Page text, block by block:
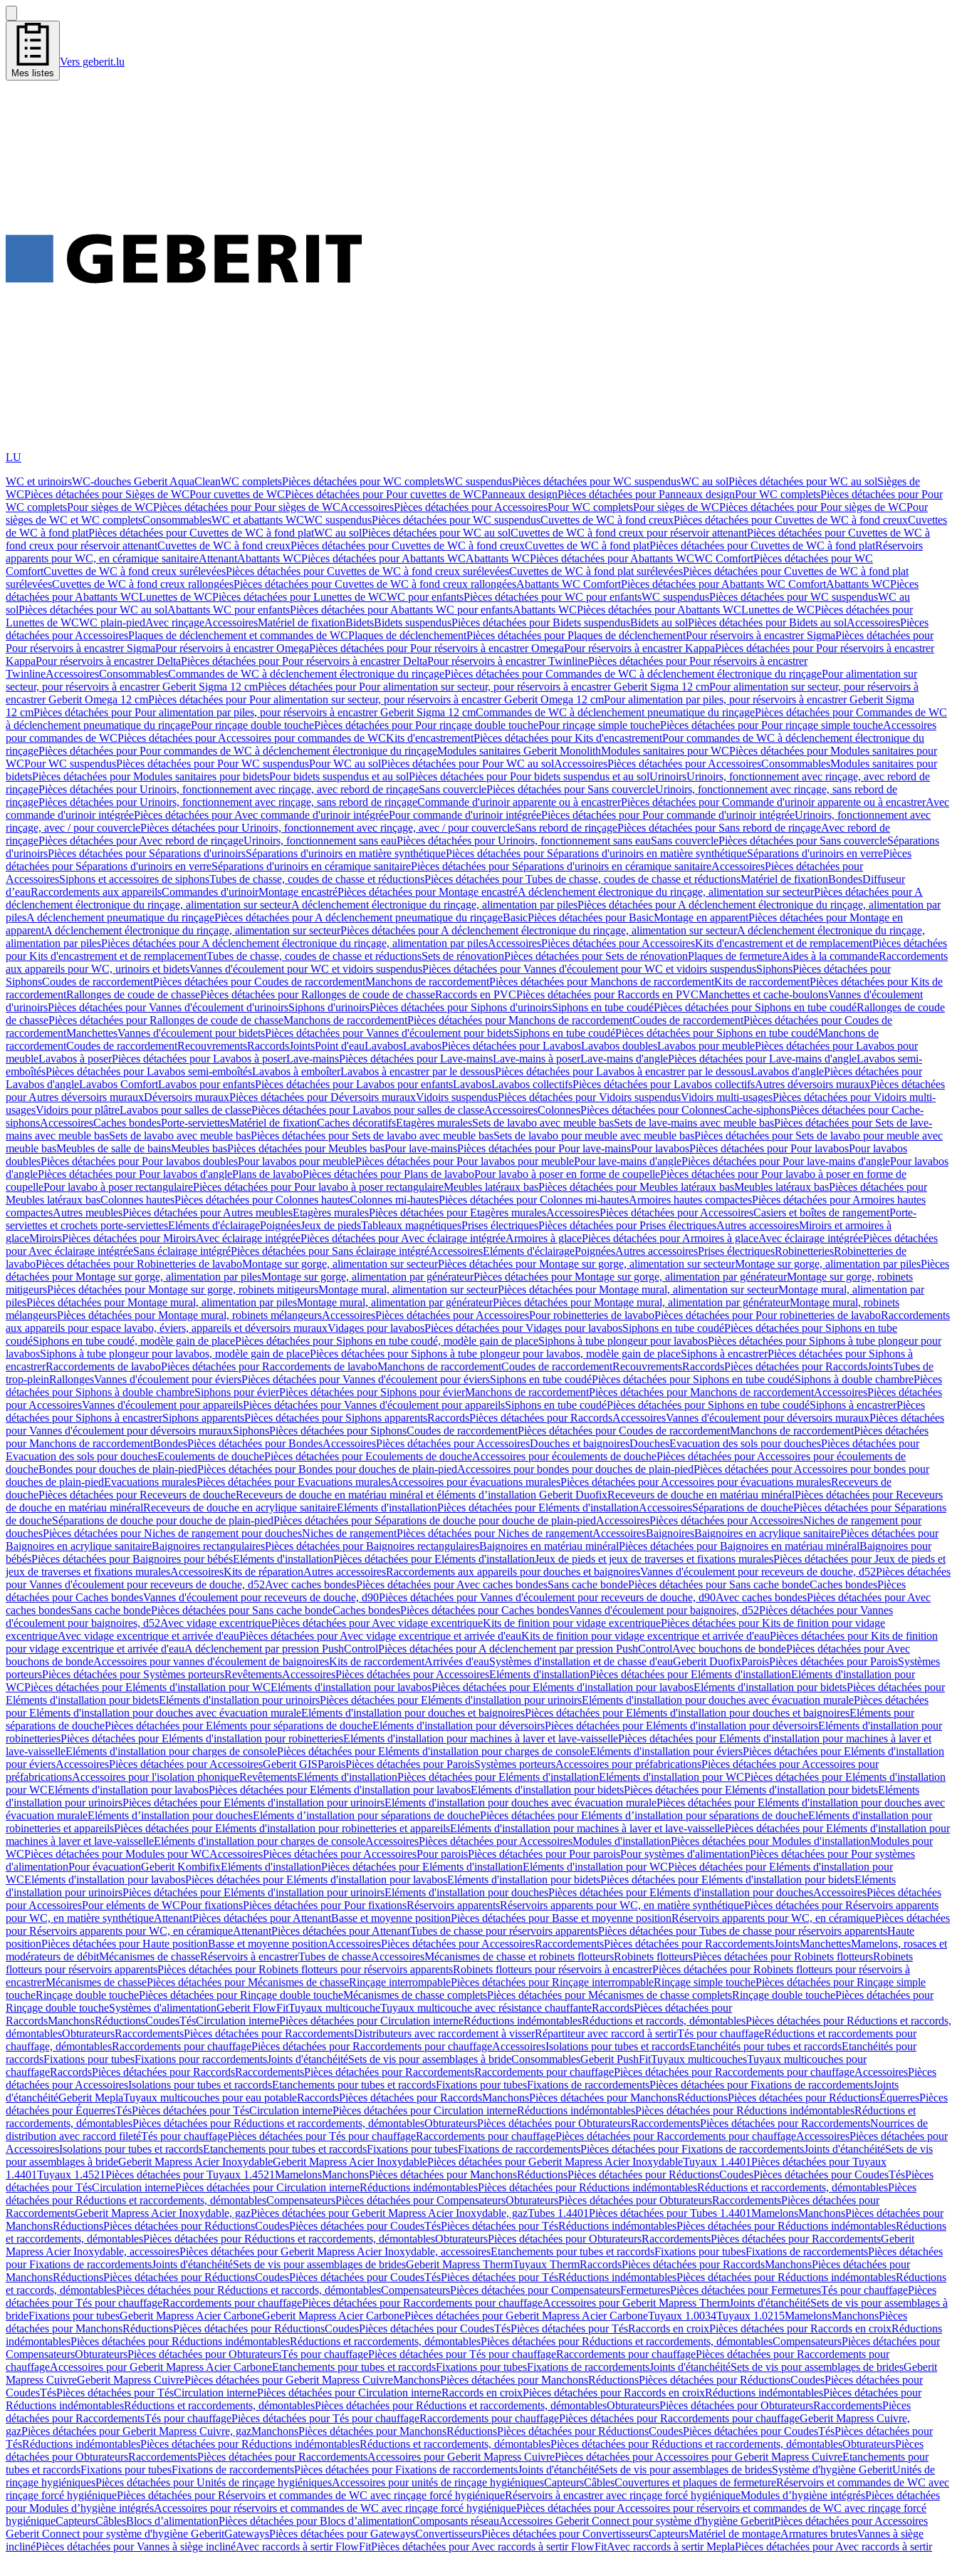
Mes listes
Vers geberit.lu
LU
WC et urinoirsWC-douches Geberit AquaCleanWC completsPièces détachées pour WC completsWC suspendusPièces détachées pour WC suspendusWC au solPièces détachées pour WC au solSièges de
WCPièces détachées pour Sièges de WCPour cuvettes de WCPièces détachées pour Pour cuvettes de WCPanneaux designPièces détachées pour Panneaux designPour WC completsPièces détachées pour Pour
WC completsPour sièges de WCPièces détachées pour Pour sièges de WCAccessoiresPièces détachées pour AccessoiresPour WC completsPour sièges de WCPièces détachées pour Pour sièges de WCPour
sièges de WC et WC completsConsommablesWC et abattants WCWC suspendusPièces détachées pour WC suspendusCuvettes de WC à fond creuxPièces détachées pour Cuvettes de WC à fond creuxCuvettes
de WC à fond platPièces détachées pour Cuvettes de WC à fond platWC au solPièces détachées pour WC au solCuvettes de WC à fond creux pour réservoir attenantPièces détachées pour Cuvettes de WC à
fond creux pour réservoir attenantCuvettes de WC à fond creuxPièces détachées pour Cuvettes de WC à fond creuxCuvettes de WC à fond platPièces détachées pour Cuvettes de WC à fond platRéservoirs
apparents pour WC, en céramique sanitaireAttenantAbattants WCPièces détachées pour Abattants WCAbattants WCPièces détachées pour Abattants WCWC ComfortPièces détachées pour WC
ComfortCuvettes de WC à fond creux surélevéesPièces détachées pour Cuvettes de WC à fond creux surélevéesCuvettes de WC à fond plat surélevéesPièces détachées pour Cuvettes de WC à fond plat
surélevéesCuvettes de WC à fond creux rallongéesPièces détachées pour Cuvettes de WC à fond creux rallongéesAbattants WC ComfortPièces détachées pour Abattants WC ComfortAbattants WCPièces
détachées pour Abattants WCLunettes de WCPièces détachées pour Lunettes de WCWC pour enfantsPièces détachées pour WC pour enfantsWC suspendusPièces détachées pour WC suspendusWC au
solPièces détachées pour WC au solAbattants WC pour enfantsPièces détachées pour Abattants WC pour enfantsAbattants WCPièces détachées pour Abattants WCLunettes de WCPièces détachées pour
Lunettes de WCWC plain-piedAvec rinçageAccessoiresMatériel de fixationBidetsBidets suspendusPièces détachées pour Bidets suspendusBidets au solPièces détachées pour Bidets au solAccessoiresPièces
détachées pour AccessoiresPlaques de déclenchement et commandes de WCPlaques de déclenchementPièces détachées pour Plaques de déclenchementPour réservoirs à encastrer SigmaPièces détachées pour
Pour réservoirs à encastrer SigmaPour réservoirs à encastrer OmegaPièces détachées pour Pour réservoirs à encastrer OmegaPour réservoirs à encastrer KappaPièces détachées pour Pour réservoirs à encastrer
KappaPour réservoirs à encastrer DeltaPièces détachées pour Pour réservoirs à encastrer DeltaPour réservoirs à encastrer TwinlinePièces détachées pour Pour réservoirs à encastrer
TwinlineAccessoiresConsommablesCommandes de WC à déclenchement électronique du rinçagePièces détachées pour Commandes de WC à déclenchement électronique du rinçagePour alimentation sur
secteur, pour réservoirs à encastrer Geberit Sigma 12 cmPièces détachées pour Pour alimentation sur secteur, pour réservoirs à encastrer Geberit Sigma 12 cmPour alimentation sur secteur, pour réservoirs à
encastrer Geberit Omega 12 cmPièces détachées pour Pour alimentation sur secteur, pour réservoirs à encastrer Geberit Omega 12 cmPour alimentation par piles, pour réservoirs à encastrer Geberit Sigma
12 cmPièces détachées pour Pour alimentation par piles, pour réservoirs à encastrer Geberit Sigma 12 cmCommandes de WC à déclenchement pneumatique du rinçagePièces détachées pour Commandes de WC
à déclenchement pneumatique du rinçagePour rinçage double touchePièces détachées pour Pour rinçage double touchePour rinçage simple touchePièces détachées pour Pour rinçage simple toucheAccessoires
pour commandes de WCPièces détachées pour Accessoires pour commandes de WCKits d'encastrementPièces détachées pour Kits d'encastrementPour commandes de WC à déclenchement électronique du
rinçagePièces détachées pour Pour commandes de WC à déclenchement électronique du rinçageModules sanitaires Geberit MonolithModules sanitaires pour WCPièces détachées pour Modules sanitaires pour
WCPour WC suspendusPièces détachées pour Pour WC suspendusPour WC au solPièces détachées pour Pour WC au solAccessoiresPièces détachées pour AccessoiresConsommablesModules sanitaires pour
bidetsPièces détachées pour Modules sanitaires pour bidetsPour bidets suspendus et au solPièces détachées pour Pour bidets suspendus et au solUrinoirsUrinoirs, fonctionnement avec rinçage, avec rebord de
rinçagePièces détachées pour Urinoirs, fonctionnement avec rinçage, avec rebord de rinçageSans couverclePièces détachées pour Sans couvercleUrinoirs, fonctionnement avec rinçage, sans rebord de
rinçagePièces détachées pour Urinoirs, fonctionnement avec rinçage, sans rebord de rinçageCommande d'urinoir apparente ou à encastrerPièces détachées pour Commande d'urinoir apparente ou à encastrerAvec
commande d'urinoir intégréePièces détachées pour Avec commande d'urinoir intégréePour commande d'urinoir intégréePièces détachées pour Pour commande d'urinoir intégréeUrinoirs, fonctionnement avec
rinçage, avec / pour couverclePièces détachées pour Urinoirs, fonctionnement avec rinçage, avec / pour couvercleSans rebord de rinçagePièces détachées pour Sans rebord de rinçageAvec rebord de
rinçagePièces détachées pour Avec rebord de rinçageUrinoirs, fonctionnement sans eauPièces détachées pour Urinoirs, fonctionnement sans eauSans couverclePièces détachées pour Sans couvercleSéparations
d'urinoirsPièces détachées pour Séparations d'urinoirsSéparations d'urinoirs en matière synthétiquePièces détachées pour Séparations d'urinoirs en matière synthétiqueSéparations d'urinoirs en verrePièces
détachées pour Séparations d'urinoirs en verreSéparations d'urinoirs en céramique sanitairePièces détachées pour Séparations d'urinoirs en céramique sanitaireAccessoiresPièces détachées pour
AccessoiresSiphons et accessoires de siphonsTubes de chasse, coudes de chasse et réductionsPièces détachées pour Tubes de chasse, coudes de chasse et réductionsMatériel de fixationBondesDiffuseur
d’eauRaccordements aux appareilsCommandes d'urinoirMontage encastréPièces détachées pour Montage encastréA déclenchement électronique du rinçage, alimentation sur secteurPièces détachées pour A
déclenchement électronique du rinçage, alimentation sur secteurA déclenchement électronique du rinçage, alimentation par pilesPièces détachées pour A déclenchement électronique du rinçage, alimentation par
pilesA déclenchement pneumatique du rinçagePièces détachées pour A déclenchement pneumatique du rinçageBasicPièces détachées pour BasicMontage en apparentPièces détachées pour Montage en
apparentA déclenchement électronique du rinçage, alimentation sur secteurPièces détachées pour A déclenchement électronique du rinçage, alimentation sur secteurA déclenchement électronique du rinçage,
alimentation par pilesPièces détachées pour A déclenchement électronique du rinçage, alimentation par pilesAccessoiresPièces détachées pour AccessoiresKits d'encastrement et de remplacementPièces détachées
pour Kits d'encastrement et de remplacementTubes de chasse, coudes de chasse et réductionsSets de rénovationPièces détachées pour Sets de rénovationPlaques de fermetureAides à la commandeRaccordements
aux appareils pour WC, urinoirs et bidetsVannes d'écoulement pour WC et vidoirs suspendusPièces détachées pour Vannes d'écoulement pour WC et vidoirs suspendusSiphonsPièces détachées pour
SiphonsCoudes de raccordementPièces détachées pour Coudes de raccordementManchons de raccordementPièces détachées pour Manchons de raccordementKits de raccordementPièces détachées pour Kits de
raccordementRallonges de coude de chassePièces détachées pour Rallonges de coude de chasseRaccords en PVCPièces détachées pour Raccords en PVCManchettes et cache-boulonsVannes d'écoulement
d'urinoirsPièces détachées pour Vannes d'écoulement d'urinoirsSiphons d'urinoirsPièces détachées pour Siphons d'urinoirsSiphons en tube coudéPièces détachées pour Siphons en tube coudéRallonges de coude
de chassePièces détachées pour Rallonges de coude de chasseManchons de raccordementPièces détachées pour Manchons de raccordementCoudes de raccordementPièces détachées pour Coudes de
raccordementManchettesVannes d'écoulement pour bidetsPièces détachées pour Vannes d'écoulement pour bidetsSiphons en tube coudéPièces détachées pour Siphons en tube coudéManchons de
raccordementCoudes de raccordementRecouvrementsRaccordsJointsPoint d'eauLavabosLavabosPièces détachées pour LavabosLavabos doublesLavabos pour meublePièces détachées pour Lavabos pour
meubleLavabos à poserPièces détachées pour Lavabos à poserLave-mainsPièces détachées pour Lave-mainsLave-mains à poserLave-mains d'anglePièces détachées pour Lave-mains d'angleLavabos semi-
emboîtésPièces détachées pour Lavabos semi-emboîtésLavabos à emboîterLavabos à encastrer par le dessousPièces détachées pour Lavabos à encastrer par le dessousLavabos d'anglePièces détachées pour
Lavabos d'angleLavabos ComfortLavabos pour enfantsPièces détachées pour Lavabos pour enfantsLavabosLavabos collectifsPièces détachées pour Lavabos collectifsAutres déversoirs murauxPièces détachées
pour Autres déversoirs murauxDéversoirs murauxPièces détachées pour Déversoirs murauxVidoirs suspendusPièces détachées pour Vidoirs suspendusVidoirs multi-usagesPièces détachées pour Vidoirs multi-
usagesVidoirs pour plâtreLavabos pour salles de classePièces détachées pour Lavabos pour salles de classeAccessoiresColonnesPièces détachées pour ColonnesCache-siphonsPièces détachées pour Cache-
siphonsAccessoiresCaches bondesPorte-serviettesMatériel de fixationCaches décoratifsEtagères muralesSets de lavabo avec meuble basSets de lave-mains avec meuble basPièces détachées pour Sets de lave-
mains avec meuble basSets de lavabo avec meuble basPièces détachées pour Sets de lavabo avec meuble basSets de lavabo pour meuble avec meuble basPièces détachées pour Sets de lavabo pour meuble avec
meuble basMeubles de salle de bainsMeubles basPièces détachées pour Meubles basPour lave-mainsPièces détachées pour Pour lave-mainsPour lavabosPièces détachées pour Pour lavabosPour lavabos
doublesPièces détachées pour Pour lavabos doublesPour lavabos pour meublePièces détachées pour Pour lavabos pour meublePour lave-mains d'anglePièces détachées pour Pour lave-mains d'anglePour lavabos
d'anglePièces détachées pour Pour lavabos d'anglePlans de lavaboPièces détachées pour Plans de lavaboPour lavabo à poser en forme de coupellePièces détachées pour Pour lavabo à poser en forme de
coupellePour lavabo à poser rectangulairePièces détachées pour Pour lavabo à poser rectangulaireMeubles latéraux basPièces détachées pour Meubles latéraux basMeubles latéraux basPièces détachées pour
Meubles latéraux basColonnes hautesPièces détachées pour Colonnes hautesColonnes mi-hautesPièces détachées pour Colonnes mi-hautesArmoires hautes compactesPièces détachées pour Armoires hautes
compactesAutres meublesPièces détachées pour Autres meublesEtagères muralesPièces détachées pour Etagères muralesAccessoiresPièces détachées pour AccessoiresCasiers et boîtes de rangementPorte-
serviettes et crochets porte-serviettesEléments d'éclairagePoignéesJeux de piedsTableaux magnétiquesPrises électriquesPièces détachées pour Prises électriquesAutres accessoiresMiroirs et armoires à
glaceMiroirsPièces détachées pour MiroirsAvec éclairage intégréePièces détachées pour Avec éclairage intégréeArmoires à glacePièces détachées pour Armoires à glaceAvec éclairage intégréePièces détachées
pour Avec éclairage intégréeSans éclairage intégréPièces détachées pour Sans éclairage intégréAccessoiresEléments d'éclairagePoignéesAutres accessoiresPrises électriquesRobinetteriesRobinetteries de
lavaboPièces détachées pour Robinetteries de lavaboMontage sur gorge, alimentation sur secteurPièces détachées pour Montage sur gorge, alimentation sur secteurMontage sur gorge, alimentation par pilesPièces
détachées pour Montage sur gorge, alimentation par pilesMontage sur gorge, alimentation par générateurPièces détachées pour Montage sur gorge, alimentation par générateurMontage sur gorge, robinets
mitigeursPièces détachées pour Montage sur gorge, robinets mitigeursMontage mural, alimentation sur secteurPièces détachées pour Montage mural, alimentation sur secteurMontage mural, alimentation par
pilesPièces détachées pour Montage mural, alimentation par pilesMontage mural, alimentation par générateurPièces détachées pour Montage mural, alimentation par générateurMontage mural, robinets
mélangeursPièces détachées pour Montage mural, robinets mélangeursAccessoiresPièces détachées pour AccessoiresPour robinetteries de lavaboPièces détachées pour Pour robinetteries de lavaboRaccordements
aux appareils pour espace lavabo, éviers, appareils et déversoirs murauxVidages pour lavabosPièces détachées pour Vidages pour lavabosSiphons en tube coudéPièces détachées pour Siphons en tube
coudéSiphons en tube coudé, modèle gain de placePièces détachées pour Siphons en tube coudé, modèle gain de placeSiphons à tube plongeur pour lavabosPièces détachées pour Siphons à tube plongeur pour
lavabosSiphons à tube plongeur pour lavabos, modèle gain de placePièces détachées pour Siphons à tube plongeur pour lavabos, modèle gain de placeSiphons à encastrerPièces détachées pour Siphons à
encastrerRaccordements de lavaboPièces détachées pour Raccordements de lavaboManchons de raccordementCoudes de raccordementRecouvrementsRaccordsPièces détachées pour RaccordsJointsTubes de
trop-pleinRallongesVannes d'écoulement pour éviersPièces détachées pour Vannes d'écoulement pour éviersSiphons en tube coudéPièces détachées pour Siphons en tube coudéSiphons à double chambrePièces
détachées pour Siphons à double chambreSiphons pour évierPièces détachées pour Siphons pour évierManchons de raccordementPièces détachées pour Manchons de raccordementAccessoiresPièces détachées
pour AccessoiresVannes d'écoulement pour appareilsPièces détachées pour Vannes d'écoulement pour appareilsSiphons en tube coudéPièces détachées pour Siphons en tube coudéSiphons à encastrerPièces
détachées pour Siphons à encastrerSiphons apparentsPièces détachées pour Siphons apparentsRaccordsPièces détachées pour RaccordsAccessoiresVannes d'écoulement pour déversoirs murauxPièces détachées
pour Vannes d'écoulement pour déversoirs murauxSiphonsPièces détachées pour SiphonsCoudes de raccordementPièces détachées pour Coudes de raccordementManchons de raccordementPièces détachées
pour Manchons de raccordementBondesPièces détachées pour BondesAccessoiresPièces détachées pour AccessoiresDouches et baignoiresDouchesEvacuation des sols pour douchesPièces détachées pour
Evacuation des sols pour douchesEcoulements de douchePièces détachées pour Ecoulements de doucheAccessoires pour écoulements de douchePièces détachées pour Accessoires pour écoulements de
doucheBondes pour douches de plain-piedPièces détachées pour Bondes pour douches de plain-piedAccessoires pour bondes pour douches de plain-piedPièces détachées pour Accessoires pour bondes pour
douches de plain-piedEvacuations muralesPièces détachées pour Evacuations muralesAccessoires pour évacuations muralesPièces détachées pour Accessoires pour évacuations muralesReceveurs de
douchePièces détachées pour Receveurs de doucheReceveurs de douche en matériau minéral et éléments d’installation Geberit DuofixReceveurs de douche en matériau minéralPièces détachées pour Receveurs
de douche en matériau minéralReceveurs de douche en acrylique sanitaireEléments d'installationPièces détachées pour Eléments d'installationAccessoiresSéparations de douchePièces détachées pour Séparations
de doucheSéparations de douche pour douche de plain-piedPièces détachées pour Séparations de douche pour douche de plain-piedAccessoiresPièces détachées pour AccessoiresNiches de rangement pour
douchesPièces détachées pour Niches de rangement pour douchesNiches de rangementPièces détachées pour Niches de rangementAccessoiresBaignoiresBaignoires en acrylique sanitairePièces détachées pour
Baignoires en acrylique sanitaireBaignoires rectangulairesPièces détachées pour Baignoires rectangulairesBaignoires en matériau minéralPièces détachées pour Baignoires en matériau minéralBaignoires pour
bébésPièces détachées pour Baignoires pour bébésEléments d'installationPièces détachées pour Eléments d'installationJeux de pieds et jeux de traverses et fixations muralesPièces détachées pour Jeux de pieds et
jeux de traverses et fixations muralesAccessoiresKits de réparationAutres accessoiresRaccordements aux appareils pour douches et baignoiresVannes d'écoulement pour receveurs de douche, d52Pièces détachées
pour Vannes d'écoulement pour receveurs de douche, d52Avec caches bondesPièces détachées pour Avec caches bondesSans cache bondePièces détachées pour Sans cache bondeCaches bondesPièces
détachées pour Caches bondesVannes d'écoulement pour receveurs de douche, d90Pièces détachées pour Vannes d'écoulement pour receveurs de douche, d90Avec caches bondesPièces détachées pour Avec
caches bondesSans cache bondePièces détachées pour Sans cache bondeCaches bondesPièces détachées pour Caches bondesVannes d'écoulement pour baignoires, d52Pièces détachées pour Vannes
d'écoulement pour baignoires, d52Avec vidage excentriquePièces détachées pour Avec vidage excentriqueKits de finition pour vidage excentriquePièces détachées pour Kits de finition pour vidage
excentriqueAvec vidage excentrique et arrivée d'eauPièces détachées pour Avec vidage excentrique et arrivée d'eauKits de finition pour vidage excentrique et arrivée d'eauPièces détachées pour Kits de finition
pour vidage excentrique et arrivée d'eauA déclenchement par pression PushControlPièces détachées pour A déclenchement par pression PushControlAvec bouchons de bondePièces détachées pour Avec
bouchons de bondeAccessoires pour vannes d'écoulement de baignoiresKits de raccordementArrivées d'eauSystèmes d'installation et de chasse d'eauGeberit DuofixParoisPièces détachées pour ParoisSystèmes
porteursPièces détachées pour Systèmes porteursRevêtementsAccessoiresPièces détachées pour AccessoiresEléments d'installationPièces détachées pour Eléments d'installationEléments d'installation pour
WCPièces détachées pour Eléments d'installation pour WCEléments d'installation pour lavabosPièces détachées pour Eléments d'installation pour lavabosEléments d'installation pour bidetsPièces détachées pour
Eléments d'installation pour bidetsEléments d'installation pour urinoirsPièces détachées pour Eléments d'installation pour urinoirsEléments d'installation pour douches avec évacuation muralePièces détachées
pour Eléments d'installation pour douches avec évacuation muraleEléments d'installation pour douches et baignoiresPièces détachées pour Eléments d'installation pour douches et baignoiresEléments pour
séparations de douchePièces détachées pour Eléments pour séparations de doucheEléments d'installation pour déversoirsPièces détachées pour Eléments d'installation pour déversoirsEléments d'installation pour
robinetteriesPièces détachées pour Eléments d'installation pour robinetteriesEléments d'installation pour machines à laver et lave-vaissellePièces détachées pour Eléments d'installation pour machines à laver et
lave-vaisselleEléments d'installation pour charges de consolePièces détachées pour Eléments d'installation pour charges de consoleEléments d'installation pour éviersPièces détachées pour Eléments d'installation
pour éviersAccessoiresPièces détachées pour AccessoiresGeberit GISParoisPièces détachées pour ParoisSystèmes porteursAccessoires pour préfabricationsPièces détachées pour Accessoires pour
préfabricationsAccessoires pour l'isolation phoniqueRevêtementsEléments d'installationPièces détachées pour Eléments d'installationEléments d'installation pour WCPièces détachées pour Eléments d'installation
pour WCEléments d'installation pour lavabosPièces détachées pour Eléments d'installation pour lavabosEléments d'installation pour bidetsPièces détachées pour Eléments d'installation pour bidetsEléments
d'installation pour urinoirsPièces détachées pour Eléments d'installation pour urinoirsEléments d'installation pour douches avec évacuation muralePièces détachées pour Eléments d'installation pour douches avec
évacuation muraleEléments d’installation pour douchesEléments d’installation pour séparations de douchePièces détachées pour Eléments d’installation pour séparations de doucheEléments d'installation pour
robinetteries et appareilsPièces détachées pour Eléments d'installation pour robinetteries et appareilsEléments d'installation pour machines à laver et lave-vaissellePièces détachées pour Eléments d'installation pour
machines à laver et lave-vaisselleEléments d'installation pour charges de consoleAccessoiresPièces détachées pour AccessoiresModules d'installationPièces détachées pour Modules d'installationModules pour
WCPièces détachées pour Modules pour WCAccessoiresPièces détachées pour AccessoiresPour paroisPièces détachées pour Pour paroisPour systèmes d'alimentationPièces détachées pour Pour systèmes
d'alimentationPour évacuationGeberit KombifixEléments d'installationPièces détachées pour Eléments d'installationEléments d'installation pour WCPièces détachées pour Eléments d'installation pour
WCEléments d'installation pour lavabosPièces détachées pour Eléments d'installation pour lavabosEléments d'installation pour bidetsPièces détachées pour Eléments d'installation pour bidetsEléments
d'installation pour urinoirsPièces détachées pour Eléments d'installation pour urinoirsEléments d'installation pour douchesPièces détachées pour Eléments d'installation pour douchesAccessoiresPièces détachées
pour AccessoiresPour eléments de WCPour fixationsPièces détachées pour Pour fixationsRéservoirs apparentsRéservoirs apparents pour WC, en matière synthétiquePièces détachées pour Réservoirs apparents
pour WC, en matière synthétiqueAttenantPièces détachées pour AttenantBasse et moyenne positionPièces détachées pour Basse et moyenne positionRéservoirs apparents pour WC, en céramiquePièces détachées
pour Réservoirs apparents pour WC, en céramiqueAttenantPièces détachées pour AttenantTubes de chasse pour réservoirs apparentsPièces détachées pour Tubes de chasse pour réservoirs apparentsHaute
positionPièces détachées pour Haute positionBasse et moyenne positionAccessoiresPièces détachées pour AccessoiresRaccordementsPièces détachées pour RaccordementsJointsManchettesMamelons, rosaces et
modérateurs de débitMécanismes de chasseRéservoirs à encastrerTubes de chasseAccessoiresMécanismes de chasse et robinets flotteursRobinets flotteursPièces détachées pour Robinets flotteursRobinets
flotteurs pour réservoirs apparentsPièces détachées pour Robinets flotteurs pour réservoirs apparentsRobinets flotteurs pour réservoirs à encastrerPièces détachées pour Robinets flotteurs pour réservoirs à
encastrerMécanismes de chassePièces détachées pour Mécanismes de chasseRinçage interrompablePièces détachées pour Rinçage interrompableRinçage simple touchePièces détachées pour Rinçage simple
toucheRinçage double touchePièces détachées pour Rinçage double toucheMécanismes de chasse completsPièces détachées pour Mécanismes de chasse completsRinçage double touchePièces détachées pour
Rinçage double toucheSystèmes d'alimentationGeberit FlowFitTuyaux multicoucheTuyaux multicouche avec résistance chauffanteRaccordsPièces détachées pour
RaccordsManchonsRéductionsCoudesTésCirculation internePièces détachées pour Circulation interneRéductions indémontablesRéductions et raccords, démontablesPièces détachées pour Réductions et raccords,
démontablesObturateursRaccordementsPièces détachées pour RaccordementsDistributeurs avec raccordement à visserRépartiteur avec raccord à sertirTés pour chauffageRéductions et raccordements pour
chauffage, démontablesRaccordements pour chauffagePièces détachées pour Raccordements pour chauffageAccessoiresIsolations pour tubes et raccordsEtanchéités pour tubes et raccordsEtanchéités pour
raccordsFixations pour tubesFixations pour raccordementsJoints d'étanchéitéSets de vis pour assemblages à brideConsommablesGeberit PushFitTuyaux multicouchesTuyaux multicouches pour
chauffageRaccordsPièces détachées pour RaccordsRaccordementsPièces détachées pour RaccordementsRaccordements pour chauffagePièces détachées pour Raccordements pour chauffageAccessoiresPièces
détachées pour AccessoiresIsolations pour tubes et raccordsEtanchements pour tubes et raccordsFixations pour tubesFixations de raccordementsPièces détachées pour Fixations de raccordementsJoints
d'étanchéitéGeberit MeplaTuyaux multicouches pour eau potableRaccordsPièces détachées pour RaccordsManchonsPièces détachées pour ManchonsRéductionsPièces détachées pour RéductionsÉquerresPièces
détachées pour ÉquerresTésPièces détachées pour TésCirculation internePièces détachées pour Circulation interneRéductions indémontablesPièces détachées pour Réductions indémontablesRéductions et
raccordements, démontablesPièces détachées pour Réductions et raccordements, démontablesObturateursPièces détachées pour ObturateursRaccordementsPièces détachées pour RaccordementsNourrices de
distribution avec raccord filetéTés pour chauffagePièces détachées pour Tés pour chauffageRaccordements pour chauffagePièces détachées pour Raccordements pour chauffageAccessoiresPièces détachées pour
AccessoiresIsolations pour tubes et raccordsEtanchements pour tubes et raccordsFixations pour tubesFixations de raccordementsPièces détachées pour Fixations de raccordementsJoints d'étanchéitéSets de vis
pour assemblages à brideGeberit Mapress Acier InoxydableGeberit Mapress Acier InoxydablePièces détachées pour Geberit Mapress Acier InoxydableTuyaux 1.4401Pièces détachées pour Tuyaux
1.4401Tuyaux 1.4521Pièces détachées pour Tuyaux 1.4521MamelonsManchonsPièces détachées pour ManchonsRéductionsPièces détachées pour RéductionsCoudesPièces détachées pour CoudesTésPièces
détachées pour TésCirculation internePièces détachées pour Circulation interneRéductions indémontablesPièces détachées pour Réductions indémontablesRéductions et raccordements, démontablesPièces
détachées pour Réductions et raccordements, démontablesCompensateursPièces détachées pour CompensateursObturateursPièces détachées pour ObturateursRaccordementsPièces détachées pour
RaccordementsGeberit Mapress Acier Inoxydable, gazPièces détachées pour Geberit Mapress Acier Inoxydable, gazTubes 1.4401Pièces détachées pour Tubes 1.4401MamelonsManchonsPièces détachées pour
ManchonsRéductionsPièces détachées pour RéductionsCoudesPièces détachées pour CoudesTésPièces détachées pour TésRéductions indémontablesPièces détachées pour Réductions indémontablesRéductions
et raccordements, démontablesPièces détachées pour Réductions et raccordements, démontablesObturateursPièces détachées pour ObturateursRaccordementsPièces détachées pour RaccordementsGeberit
Mapress Acier Inoxydable, accessoiresPièces détachées pour Geberit Mapress Acier Inoxydable, accessoiresEtanchements pour tubes et raccordsFixations pour tubesFixations de raccordementsPièces détachées
pour Fixations de raccordementsJoints d'étanchéitéSets de vis pour assemblages de bridesGeberit Mapress ThermTuyaux ThermRaccordsPièces détachées pour RaccordsManchonsPièces détachées pour
ManchonsRéductionsPièces détachées pour RéductionsCoudesPièces détachées pour CoudesTésPièces détachées pour TésRéductions indémontablesPièces détachées pour Réductions indémontablesRéductions
et raccords, démontablesPièces détachées pour Réductions et raccords, démontablesCompensateursPièces détachées pour CompensateursFermeturesPièces détachées pour FermeturesTés pour chauffagePièces
détachées pour Tés pour chauffageRaccordements pour chauffagePièces détachées pour Raccordements pour chauffageAccessoires pour Geberit Mapress ThermJoints d'étanchéitéSets de vis pour assemblages à
brideFixations pour tubesGeberit Mapress Acier CarboneGeberit Mapress Acier CarbonePièces détachées pour Geberit Mapress Acier CarboneTuyaux 1.0034Tuyaux 1.0215MamelonsManchonsPièces
détachées pour ManchonsRéductionsPièces détachées pour RéductionsCoudesPièces détachées pour CoudesTésPièces détachées pour TésRaccords en croixPièces détachées pour Raccords en croixRéductions
indémontablesPièces détachées pour Réductions indémontablesRéductions et raccordements, démontablesPièces détachées pour Réductions et raccordements, démontablesCompensateursPièces détachées pour
CompensateursObturateursPièces détachées pour ObturateursTés pour chauffagePièces détachées pour Tés pour chauffageRaccordements pour chauffagePièces détachées pour Raccordements pour
chauffageAccessoires pour Geberit Mapress Acier CarboneEtanchements pour tubes et raccordsFixations pour tubesFixations de raccordementsJoints d'étanchéitéSets de vis pour assemblages de bridesGeberit
Mapress CuivreGeberit Mapress CuivrePièces détachées pour Geberit Mapress CuivreManchonsPièces détachées pour ManchonsRéductionsPièces détachées pour RéductionsCoudesPièces détachées pour
CoudesTésPièces détachées pour TésCirculation internePièces détachées pour Circulation interneRaccords en croixPièces détachées pour Raccords en croixRéductions indémontablesPièces détachées pour
Réductions indémontablesRéductions et raccordements, démontablesPièces détachées pour Réductions et raccordements, démontablesObturateursPièces détachées pour ObturateursRaccordementsPièces
détachées pour RaccordementsTés pour chauffagePièces détachées pour Tés pour chauffageRaccordements pour chauffagePièces détachées pour Raccordements pour chauffageGeberit Mapress Cuivre,
gazPièces détachées pour Geberit Mapress Cuivre, gazManchonsPièces détachées pour ManchonsRéductionsPièces détachées pour RéductionsCoudesPièces détachées pour CoudesTésPièces détachées pour
TésRéductions indémontablesPièces détachées pour Réductions indémontablesRéductions et raccordements, démontablesPièces détachées pour Réductions et raccordements, démontablesObturateursPièces
détachées pour ObturateursRaccordementsPièces détachées pour RaccordementsAccessoires pour Geberit Mapress CuivrePièces détachées pour Accessoires pour Geberit Mapress CuivreEtanchements pour
tubes et raccordsFixations pour tubesFixations de raccordementsPièces détachées pour Fixations de raccordementsJoints d'étanchéitéSets de vis pour assemblages de bridesSystème d'hygiène GeberitUnités de
rinçage hygiéniquesPièces détachées pour Unités de rinçage hygiéniquesAccessoires pour unités de rinçage hygiéniquesCapteursCâblesCouvertures et plaques de fermetureRéservoirs et commandes de WC avec
rinçage forcé hygiéniquePièces détachées pour Réservoirs et commandes de WC avec rinçage forcé hygiéniqueRéservoirs à encastrer avec rinçage forcé hygiéniqueModules d’hygiène intégrésPièces détachées
pour Modules d’hygiène intégrésAccessoires pour réservoirs et commandes de WC avec rinçage forcé hygiéniquePièces détachées pour Accessoires pour réservoirs et commandes de WC avec rinçage forcé
hygiéniqueCapteursCâblesBlocs d’alimentationPièces détachées pour Blocs d’alimentationComposants réseauAccessoires Geberit Connect pour système d'hygiène GeberitPièces détachées pour Accessoires
Geberit Connect pour système d'hygiène GeberitGatewaysPièces détachées pour GatewaysConvertisseursPièces détachées pour ConvertisseursCapteursMatériel de montageArmatures brutesVannes à siège
inclinéPièces détachées pour Vannes à siège inclinéAvec raccords à sertir FlowFitPièces détachées pour Avec raccords à sertir FlowFitAvec raccords à sertir MeplaPièces détachées pour Avec raccords à sertir